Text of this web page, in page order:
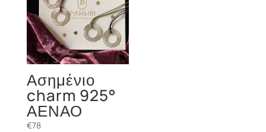
Ασημένιο
charm 925°
ΑΕΝΑΟ
€78